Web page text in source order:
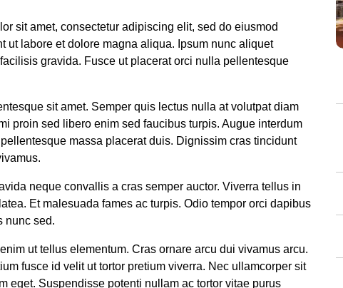
sit amet, consectetur adipiscing elit, sed do eiusmod
ut labore et dolore magna aliqua. Ipsum nunc aliquet
gravida. Fusce ut placerat orci nulla pellentesque
sit amet. Semper quis lectus nulla at volutpat diam
proin sed libero enim sed faucibus turpis. Augue interdum
massa placerat duis. Dignissim cras tincidunt
neque convallis a cras semper auctor. Viverra tellus in
Et malesuada fames ac turpis. Odio tempor orci dapibus
nunc sed.
ut tellus elementum. Cras ornare arcu dui vivamus arcu.
fusce id velit ut tortor pretium viverra. Nec ullamcorper sit
eget. Suspendisse potenti nullam ac tortor vitae purus